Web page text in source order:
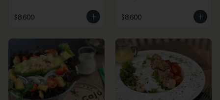
$8.600 $8.600